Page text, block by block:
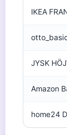
IKEA
JYSK
Amazon
home24